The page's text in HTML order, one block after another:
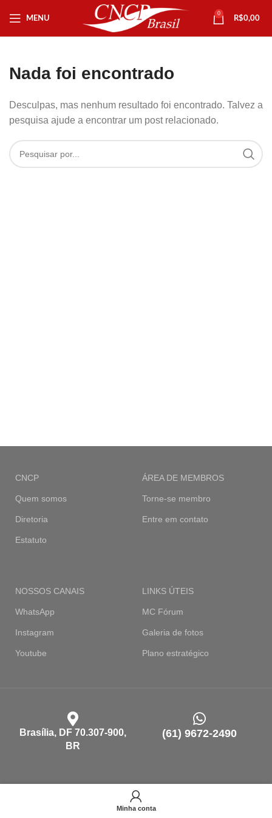
MENU
0
R$0,00
Nada foi encontrado
Desculpas, mas nenhum resultado foi encontrado. Talvez a
pesquisa ajude a encontrar um post relacionado.
CNCP
Quem somos
Diretoria
Estatuto
ÁREA DE MEMBROS
Torne-se membro
Entre em contato
NOSSOS CANAIS
WhatsApp
Instagram
Youtube
LINKS ÚTEIS
MC Fórum
Galeria de fotos
Plano estratégico
Brasília, DF 70.307-900,
BR
(61) 9672-2490
contato@cncp.org.brMinha conta